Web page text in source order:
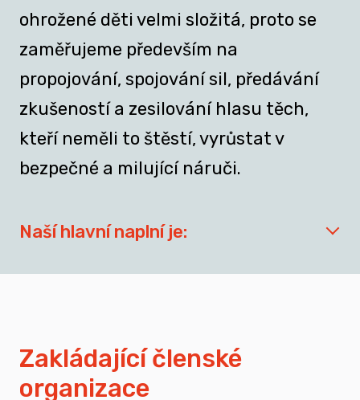
ohrožené děti velmi složitá, proto se
zaměřujeme především na
propojování, spojování sil, předávání
zkušeností a zesilování hlasu těch,
kteří neměli to štěstí, vyrůstat v
bezpečné a milující náruči.
Naší hlavní naplní je:
spojovat sílu hlasu nevládního sektoru v
Zakládající členské
organizace